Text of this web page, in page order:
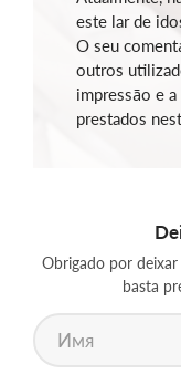
este lar de
O seu
outros
impressão e
prestados
Obrigado por
basta